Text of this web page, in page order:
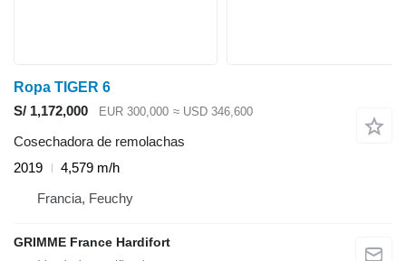
Ropa TIGER 6
S/ 1,172,000
EUR 300,000 ≈ USD 346,600
Cosechadora de remolachas
2019
4,579 m/h
Francia, Feuchy
GRIMME France Hardifort